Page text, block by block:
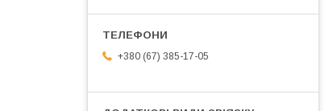
+380 (67) 385-17-05